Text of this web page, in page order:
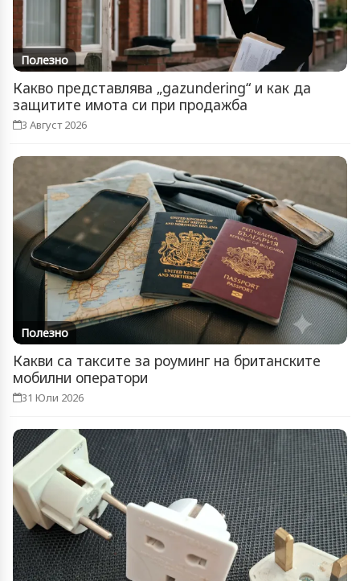
Полезно
Какво представлява „gazundering“ и как да
защитите имота си при продажба
3 Август 2026
Полезно
Какви са таксите за роуминг на британските
мобилни оператори
31 Юли 2026